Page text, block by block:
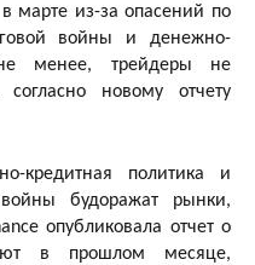
марте из-за опасений по
войны и денежно-
менее, трейдеры не
согласно новому отчету
кредитная политика и
будоражат рынки,
опубликовала отчет о
в прошлом месяце,